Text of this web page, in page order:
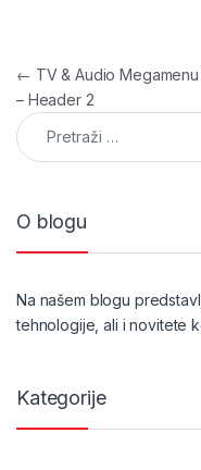
Navigacija
← TV & Audio Megamenu
– Header 2
Pretraga:
O blogu
Na našem blogu
tehnologije, ali i novitete
Kategorije